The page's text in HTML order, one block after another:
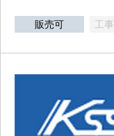
販売可 工